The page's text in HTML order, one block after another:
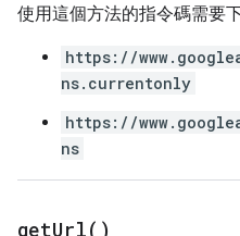
使用這個方法的指令碼需要
https://
ns.currentonly
https://
ns
getUrl( )